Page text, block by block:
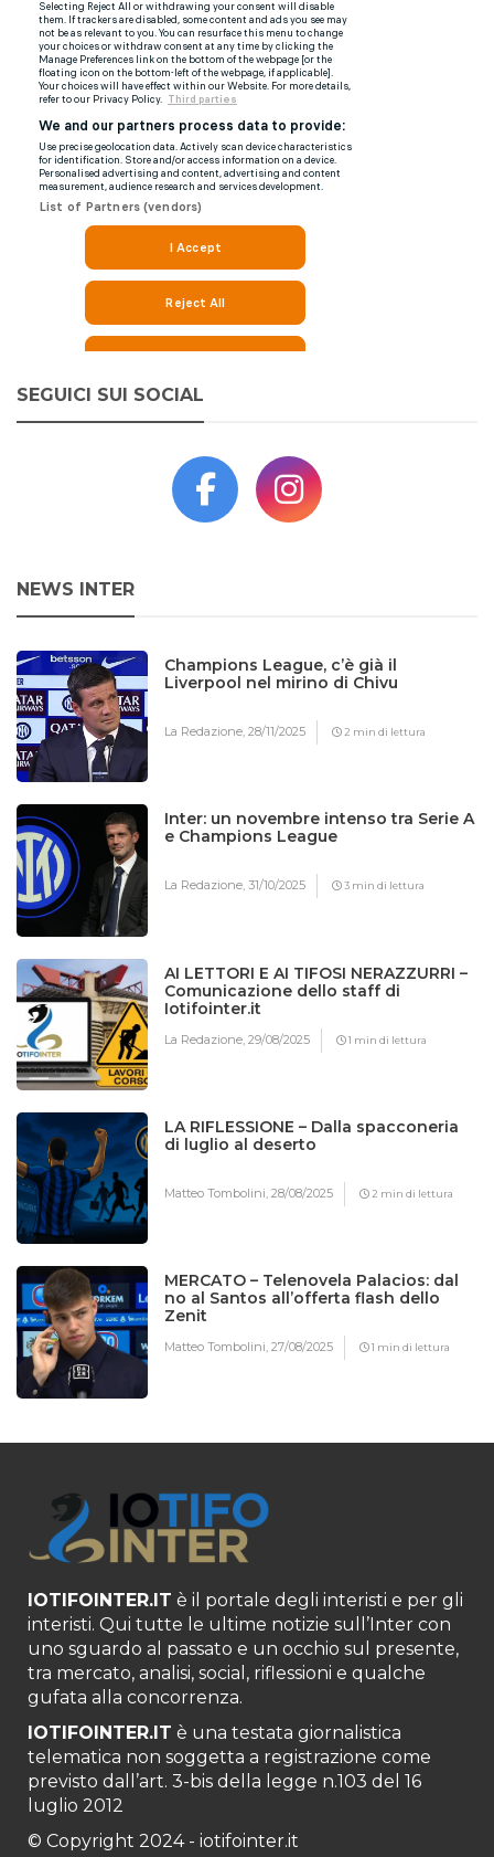
SEGUICI SUI SOCIAL
NEWS INTER
Champions League, c’è già il
Liverpool nel mirino di Chivu
La Redazione,28/11/2025 2 min di lettura
Inter: un novembre intenso tra Serie A
e Champions League
La Redazione,31/10/2025 3 min di lettura
AI LETTORI E AI TIFOSI NERAZZURRI –
Comunicazione dello staff di
Iotifointer.it
La Redazione,29/08/2025 1 min di lettura
LA RIFLESSIONE – Dalla spacconeria
di luglio al deserto
Matteo Tombolini,28/08/2025 2 min di lettura
MERCATO – Telenovela Palacios: dal
no al Santos all’offerta flash dello
Zenit
Matteo Tombolini,27/08/2025 1 min di lettura
IOTIFOINTER.IT è il portale degli interisti e per gli
interisti. Qui tutte le ultime notizie sull’Inter con
uno sguardo al passato e un occhio sul presente,
tra mercato, analisi, social, riflessioni e qualche
gufata alla concorrenza.
IOTIFOINTER.IT è una testata giornalistica
telematica non soggetta a registrazione come
previsto dall’art. 3-bis della legge n.103 del 16
luglio 2012
© Copyright 2024 - iotifointer.it